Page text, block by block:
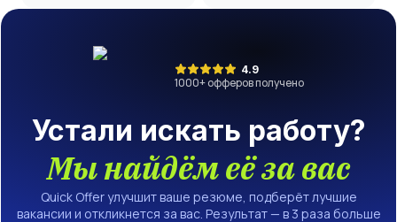
4.9
1000+ офферов получено
Устали искать работу?
Мы найдём её за вас
Quick Offer улучшит ваше резюме, подберёт лучшие
вакансии и откликнется за вас. Результат — в 3 раза больше